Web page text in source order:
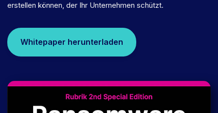
erstellen können, der Ihr Unternehmen schützt.
Whitepaper herunterladen